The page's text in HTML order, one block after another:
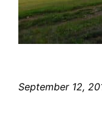
September 12,